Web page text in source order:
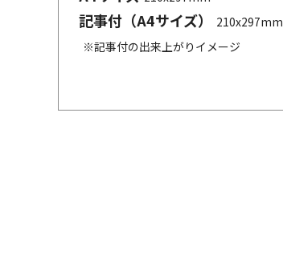
記事付（A4サイズ）
210x297mm
※記事付の出来上がりイメージ